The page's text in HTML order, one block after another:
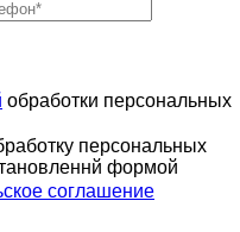
обработки персональных
персональных
формой
соглашение